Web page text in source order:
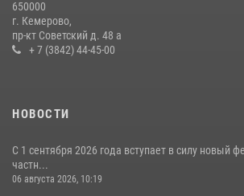
гипермаркета товары на 13 тысяч рублей
16 июля 2026, 06:43
650000
г. Кемерово,
пр-кт Советский д. 48 а
+ 7 (3842) 44-45-00
НОВОСТИ
С 1 сентября 2026 года вступает в силу новый
частн...
06 августа 2026, 10:19